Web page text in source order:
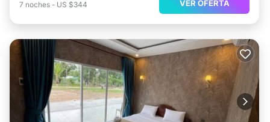
7 noches - US $344 VER OFERTA